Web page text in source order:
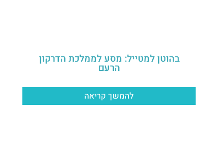
בהוטן למטייל: מסע לממלכת הדרקון
הרעם
להמשך קריאה